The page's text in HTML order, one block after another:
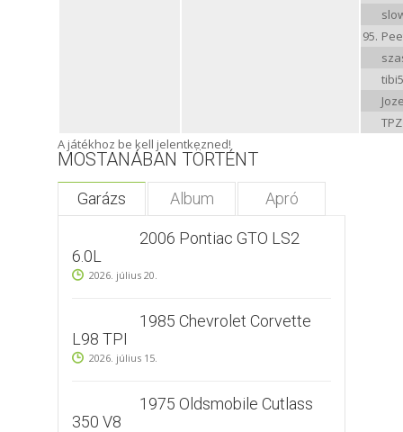
95.
TPZ
A játékhoz be kell jelentkezned!
MOSTANÁBAN TÖRTÉNT
Garázs Album Apró
2006 Pontiac GTO LS2
6.0L
2026. július 20.
1985 Chevrolet Corvette
L98 TPI
2026. július 15.
1975 Oldsmobile Cutlass
350 V8